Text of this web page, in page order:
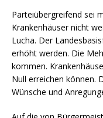
Parteiübergreifend sei
Krankenhäuser nicht
Lucha. Der
erhöht werden. Die
kommen.
Null erreichen können.
Wünsche und